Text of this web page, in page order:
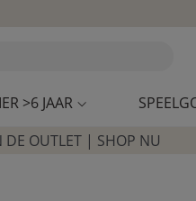
>6 JAAR
DE OUTLET | SHOP NU